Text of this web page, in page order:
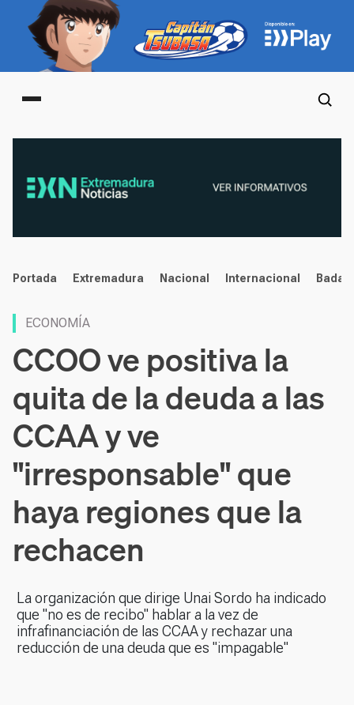
Main menu
noticias
Portada Extremadura Nacional Internacional
ECONOMÍA
CCOO ve positiva la
quita de la deuda a las
CCAA y ve
"irresponsable" que
haya regiones que la
rechacen
La organización que dirige Unai Sordo ha indicado
que "no es de recibo" hablar a la vez de
infrafinanciación de las CCAA y rechazar una
reducción de una deuda que es "impagable"